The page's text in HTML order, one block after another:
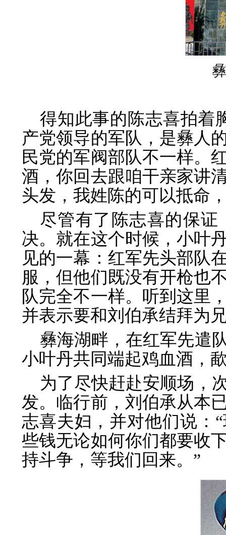
得知此事的陈志喜拍着
产党领导的军队，是彝人
民党的军阀部队不一样。
酒，你回去跟咱干亲家讲
头发，我姓陈的可以抵命
尽管有了陈志喜的保
决。就在这个时候，小叶
见的一幕：红军先头部队
服，但他们既没有开枪也
队完全不一样。听到这里
并表示要和刘伯承结拜为
彝海湖畔，在红军先遣
小叶丹共同端起鸡血酒，
为了尽快赶赴安顺场，
发。临行前，刘伯承从本
志喜夫妇，并对他们说：
些钱无论如何你们都要收
持斗争，等我们回来。”